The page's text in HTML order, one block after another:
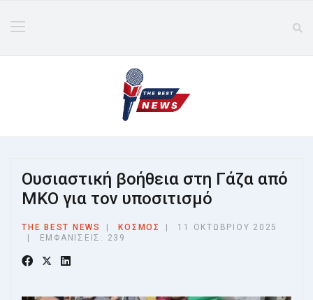
Ουσιαστική βοήθεια στη Γάζα από
ΜΚΟ για τον υποσιτισμό
THE BEST NEWS ΚΟΣΜΟΣ
11 ΟΚΤΩΒΡΊΟΥ 2025
ΕΜΦΑΝΊΣΕΙΣ: 239